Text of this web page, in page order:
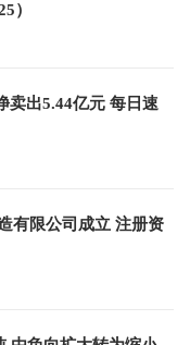
）
卖出5.44亿元 每日速
有限公司成立 注册资